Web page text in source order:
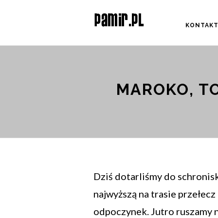
KONTAKT
MAROKO,
Dziś dotarliśmy do
najwyższą na trasie
odpoczynek. Jutro ruszamy